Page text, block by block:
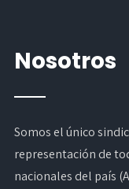
Nosotros
Somos el único
representación de
nacionales del país